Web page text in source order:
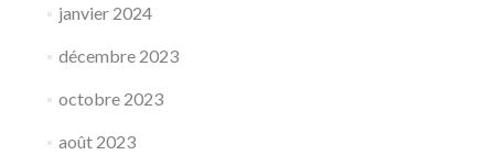
janvier 2024
décembre 2023
octobre 2023
août 2023